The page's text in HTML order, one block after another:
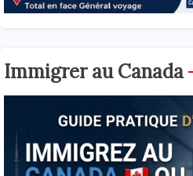
Immigrer au Canada